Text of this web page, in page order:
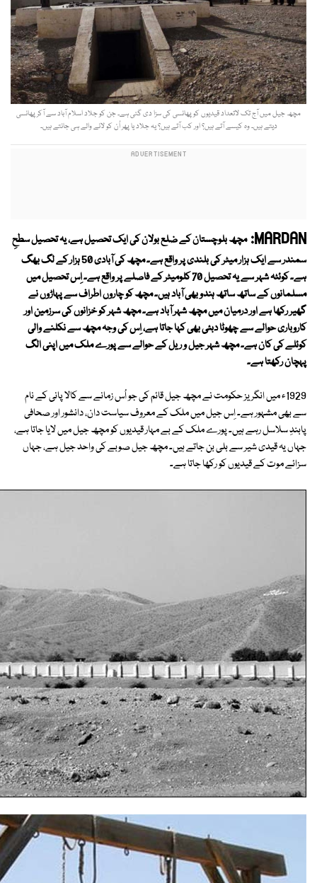
مچھ جیل میں آج تک لاتعداد قیدیوں کو پھانسی کی سزا دی گئی ہے۔ جن کو جلاد اسلام آباد سے آکر پھانسی
دیتے ہیں۔ وہ کیسے آتے ہیں؟ اور کب آتے ہیں؟ یہ جلاد یا پھر اُن کو لانے والے ہی جانتے ہیں۔
MARDAN: مچھ بلوچستان کے ضلع بولان کی ایک تحصیل ہے، یہ تحصیل سطحِ
سمندر سے ایک ہزار میٹر کی بلندی پر واقع ہے۔ مچھ کی آبادی 50 ہزار کے لگ بھگ
ہے۔ کوئٹہ شہر سے یہ تحصیل 70 کلومیٹر کے فاصلے پر واقع ہے۔ اِس تحصیل میں
مسلمانوں کے ساتھ ساتھ ہندو بھی آباد ہیں۔ مچھ کو چاروں اطراف سے پہاڑوں نے
گھیر رکھا ہے اور درمیان میں مچھ شہر آباد ہے۔ مچھ شہر کو خزانوں کی سرزمین اور
کاروباری حوالے سے چھوٹا دبئی بھی کہا جاتا ہے، اِس کی وجہ مچھ سے نکلنے والی
کوئلے کی کان ہے۔ مچھ شہر جیل و ریل کے حوالے سے پورے ملک میں اپنی الگ
پہچان رکھتا ہے۔
1929ء میں انگریز حکومت نے مچھ جیل قائم کی جو اُس زمانے سے کالا پانی کے نام
سے بھی مشہور ہے۔ اِس جیل میں ملک کے معروف سیاست دان، دانشور اور صحافی
پابندِ سلاسل رہے ہیں۔ پورے ملک کے بے مہار قیدیوں کو مچھ جیل میں لایا جاتا ہے،
جہاں یہ قیدی شیر سے بلی بن جاتے ہیں۔ مچھ جیل صوبے کی واحد جیل ہے، جہاں
سزائے موت کے قیدیوں کو رکھا جاتا ہے۔